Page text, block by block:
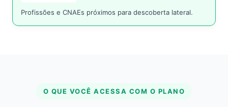
Profissões e CNAEs próximos para descoberta lateral.
O QUE VOCÊ ACESSA COM O PLANO